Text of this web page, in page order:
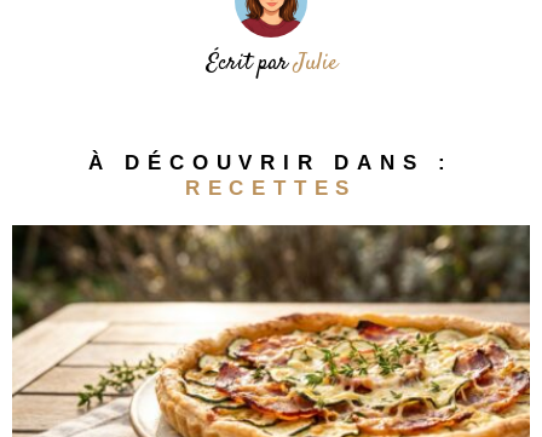
Écrit parJulie
À DÉCOUVRIR DANS :
RECETTES